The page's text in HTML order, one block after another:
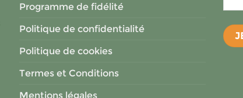
Programme de fidélité
Politique de confidentialité
Politique de cookies
Termes et Conditions
Mentions légales